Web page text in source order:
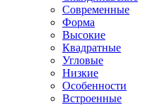
Современные
Форма
Высокие
Квадратные
Угловые
Низкие
Особенности
Встроенные